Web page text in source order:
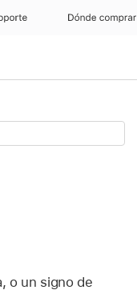
Dónde comprar
o un signo de